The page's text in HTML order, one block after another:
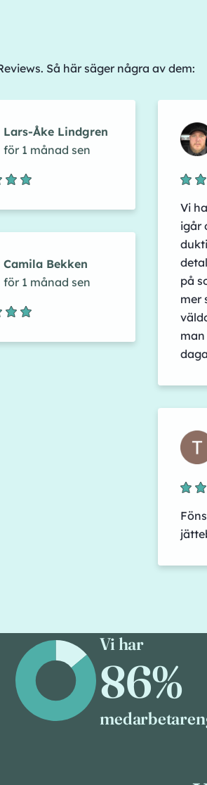
Så här säger några av dem:
Lars-Åke Lindgren
för 1 månad sen
Camila Bekken
för 1 månad sen
Vi
igår
på
mer
Vi har
86%